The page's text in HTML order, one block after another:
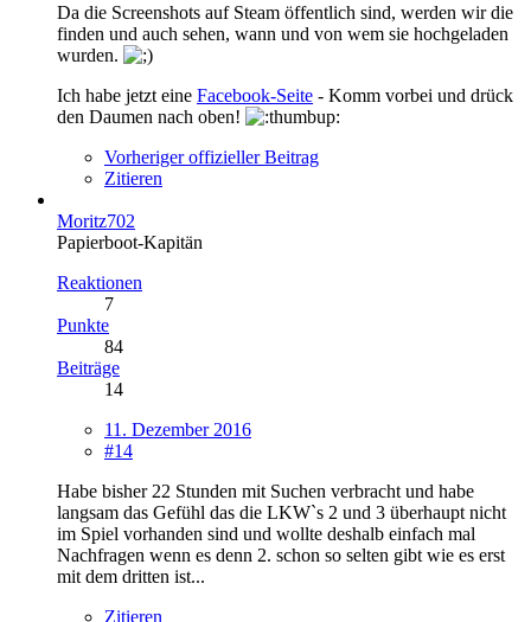
Da die Screenshots auf Steam öffentlich sind, werden wir die
finden und auch sehen, wann und von wem sie hochgeladen
wurden.
Ich habe jetzt eine Facebook-Seite - Komm vorbei und drück
den Daumen nach oben!
Vorheriger offizieller Beitrag
Zitieren
Moritz702
Papierboot-Kapitän
Reaktionen
7
Punkte
84
Beiträge
14
11. Dezember 2016
#14
Habe bisher 22 Stunden mit Suchen verbracht und habe
langsam das Gefühl das die LKW`s 2 und 3 überhaupt nicht
im Spiel vorhanden sind und wollte deshalb einfach mal
Nachfragen wenn es denn 2. schon so selten gibt wie es erst
mit dem dritten ist...
Zitieren